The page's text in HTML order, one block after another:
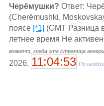
Черёмушки? Ответ:
(Cherëmushki,
поясе [*1] (GMT Разница
летнее время Не
момент, когда эта страница
2026, 11:04:53 По